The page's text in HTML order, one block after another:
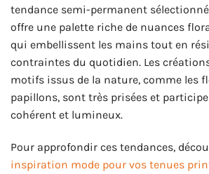
tendance semi-permanent
offre une palette riche de nuances
qui embellissent les mains tout en
contraintes du quotidien. Les
motifs issus de la nature, comme les
papillons, sont très prisées et
cohérent et lumineux.
Pour approfondir ces tendances,
inspiration mode pour vos tenues